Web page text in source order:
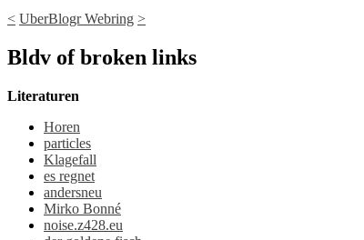
< UberBlogr Webring >
Bldv of broken links
Literaturen
Horen
particles
Klagefall
es regnet
andersneu
Mirko Bonné
noise.z428.eu